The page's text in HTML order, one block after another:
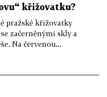
křižovatku?
pražské křižovatky
začerněnými skly a
Na červenou...